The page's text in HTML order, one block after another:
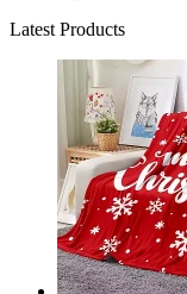
Latest Products